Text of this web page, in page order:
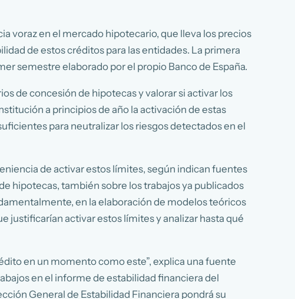
voraz en el mercado hipotecario, que lleva los precios
de estos créditos para las entidades. La primera
semestre elaborado por el propio Banco de España.
de concesión de hipotecas y valorar si activar los
a principios de año la activación de estas
para neutralizar los riesgos detectados en el
de activar estos límites, según indican fuentes
hipotecas, también sobre los trabajos ya publicados
en la elaboración de modelos teóricos
justificarían activar estos límites y analizar hasta qué
en un momento como este”, explica una fuente
en el informe de estabilidad financiera del
General de Estabilidad Financiera pondrá su